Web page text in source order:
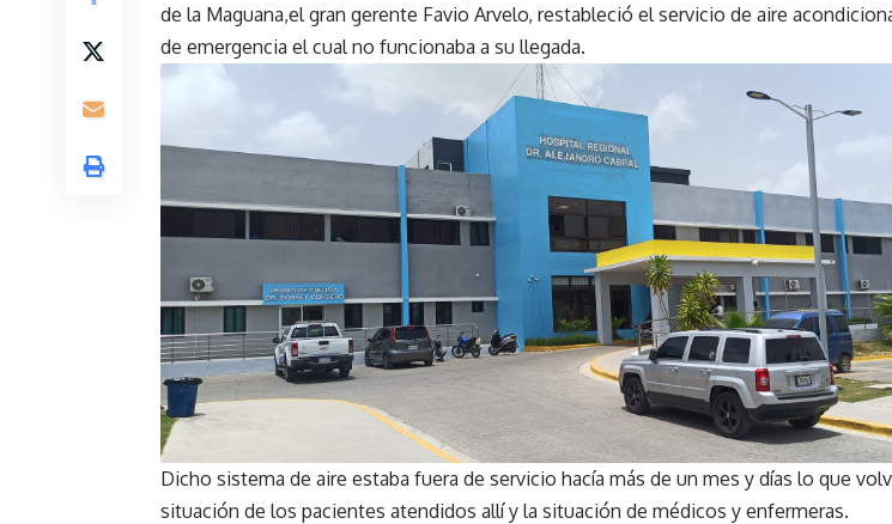
de la Maguana,el gran gerente Favio Arvelo, restableció el servicio de aire
de emergencia el cual no funcionaba a su llegada.
Dicho sistema de aire estaba fuera de servicio hacía más de un mes y días lo que
situación de los pacientes atendidos allí y la situación de médicos y enfermeras.